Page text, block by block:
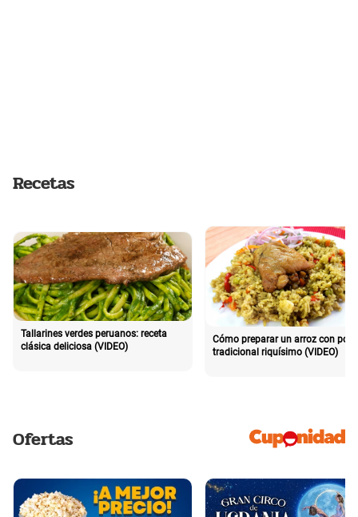
Recetas
Tallarines verdes peruanos: receta
clásica deliciosa (VIDEO)
Cómo preparar un arroz con pollo
tradicional riquísimo (VIDEO)
Ofertas